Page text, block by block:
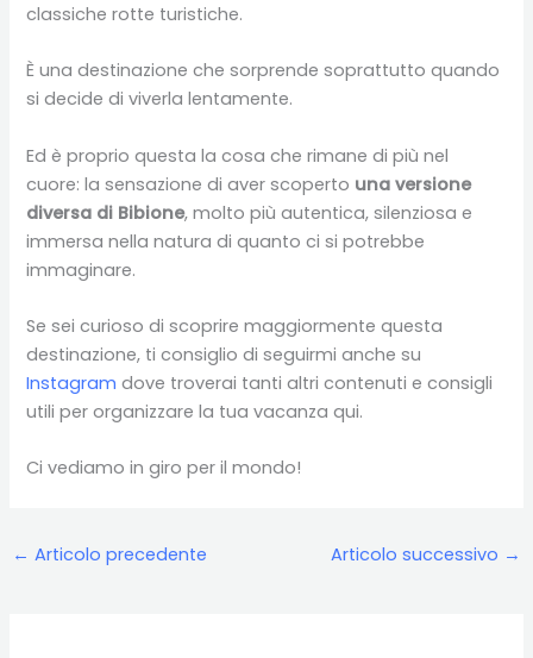
classiche rotte turistiche.
È una destinazione che sorprende soprattutto quando
si decide di viverla lentamente.
Ed è proprio questa la cosa che rimane di più nel
cuore: la sensazione di aver scoperto una versione
diversa di Bibione, molto più autentica, silenziosa e
immersa nella natura di quanto ci si potrebbe
immaginare.
Se sei curioso di scoprire maggiormente questa
destinazione, ti consiglio di seguirmi anche su
Instagram dove troverai tanti altri contenuti e consigli
utili per organizzare la tua vacanza qui.
Ci vediamo in giro per il mondo!
← Articolo precedente Articolo successivo →